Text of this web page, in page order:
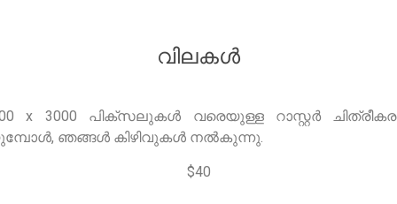
വിലകൾ
x 3000 പിക്സലുകൾ വരെയുള്ള റാസ്റ്റർ
ഞങ്ങൾ കിഴിവുകൾ നൽകുന്നു.
$40